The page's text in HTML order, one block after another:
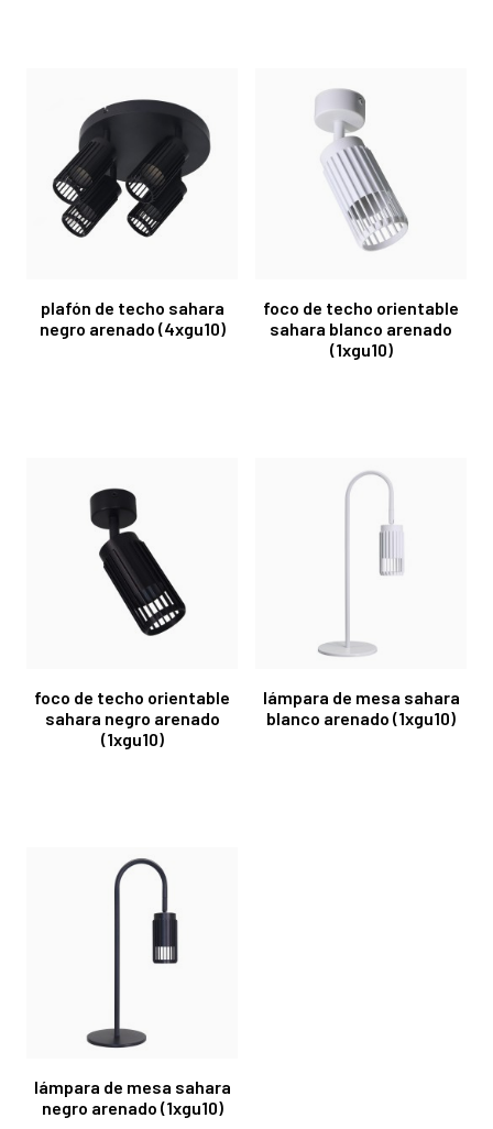
plafón de techo sahara
negro arenado (4xgu10)
foco de techo orientable
sahara blanco arenado
(1xgu10)
foco de techo orientable
sahara negro arenado
(1xgu10)
lámpara de mesa sahara
blanco arenado (1xgu10)
lámpara de mesa sahara
negro arenado (1xgu10)